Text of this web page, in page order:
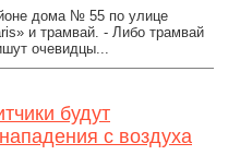
дома № 55 по улице
и трамвай. - Либо трамвай
очевидцы...
будут
с воздуха